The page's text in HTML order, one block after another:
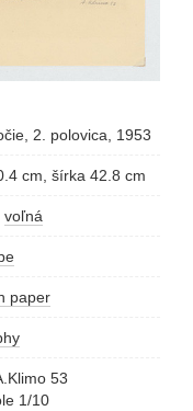
2. polovica, 1953
cm, šírka 42.8 cm
voľná
paper
53
1/10